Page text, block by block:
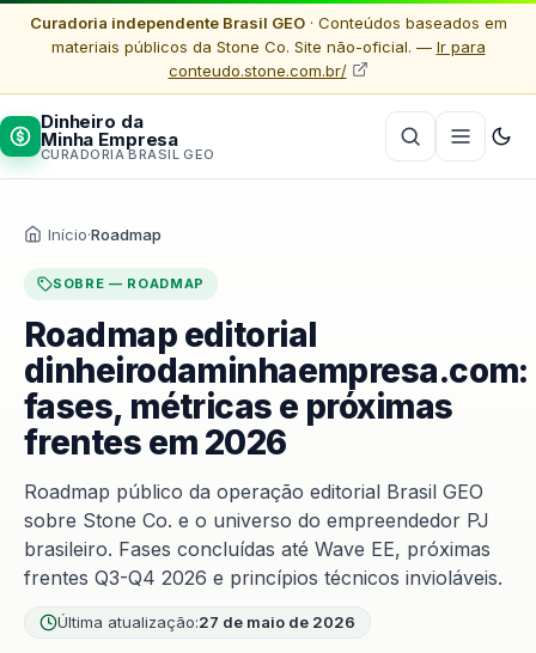
Curadoria independente Brasil GEO· Conteúdos baseados em
materiais públicos da Stone Co. Site não-oficial. — Ir para
conteudo.stone.com.br/
Dinheiro da
Minha Empresa
CURADORIA BRASIL GEO
Início·Roadmap
SOBRE — ROADMAP
Roadmap editorial
dinheirodaminhaempresa.com:
fases, métricas e próximas
frentes em 2026
Roadmap público da operação editorial Brasil GEO
sobre Stone Co. e o universo do empreendedor PJ
brasileiro. Fases concluídas até Wave EE, próximas
frentes Q3-Q4 2026 e princípios técnicos invioláveis.
Última atualização:27 de maio de 2026